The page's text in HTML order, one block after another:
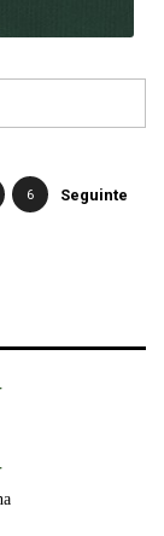
6 Seguinte